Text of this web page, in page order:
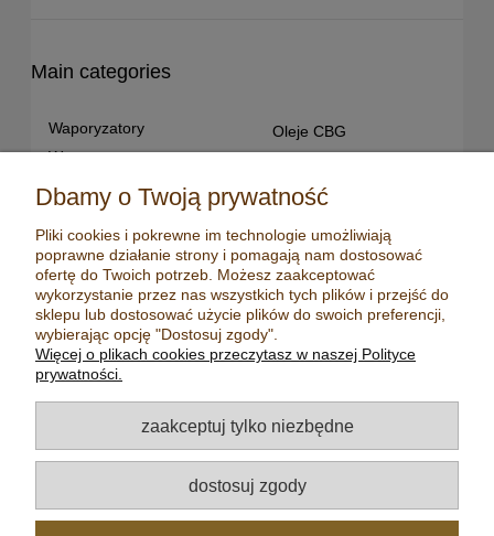
Main categories
Waporyzatory
Waporyzatory
Waporyzatory manualne
Waporyzatory
stacjonarne
Premium vaporizers
Waporyzatory
konwekcyjne
Zestawy z
waporyzatorem
Oleje CBD 5%
Oleje CBG
Susz konopny
CBD dla zwierząt
Młynki/ Grindery
Zapalniczki
Maści konopne
Mydła konopne
Aromatyzery
Olejki eteryczne
Herbaty
Dbamy o Twoją prywatność
Pliki cookies i pokrewne im technologie umożliwiają
poprawne działanie strony i pomagają nam dostosować
ofertę do Twoich potrzeb. Możesz zaakceptować
wykorzystanie przez nas wszystkich tych plików i przejść do
sklepu lub dostosować użycie plików do swoich preferencji,
wybierając opcję "Dostosuj zgody".
Więcej o plikach cookies przeczytasz w naszej Polityce
prywatności.
zaakceptuj tylko niezbędne
dostosuj zgody